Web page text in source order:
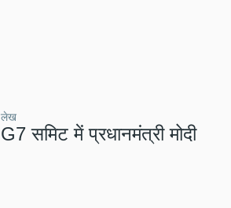
लेख
G7 समिट में प्रधानमंत्री मोदी